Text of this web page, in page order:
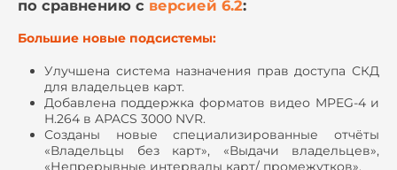
по сравнению с версией 6.2:
Большие новые подсистемы:
Улучшена система назначения прав доступа СКД
для владельцев карт.
Добавлена поддержка форматов видео MPEG-4 и
H.264 в APACS 3000 NVR.
Созданы новые специализированные отчёты
«Владельцы без карт», «Выдачи владельцев»,
«Непрерывные интервалы карт/ промежутков».